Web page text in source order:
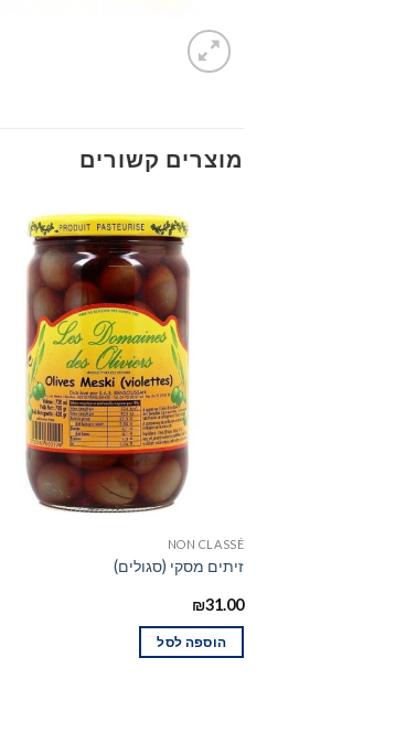
מוצרים קשורים
NON CLASSÉ
זיתים מסקי (סגולים)
₪31.00
הוספה לסל